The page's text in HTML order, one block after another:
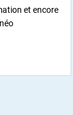
et encore